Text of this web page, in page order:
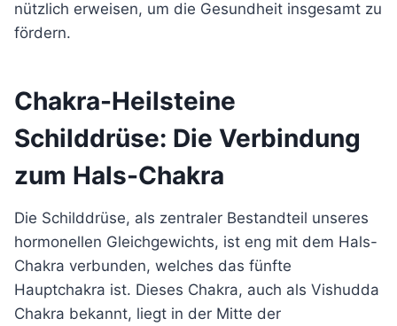
nützlich erweisen, um die Gesundheit insgesamt zu
fördern.
Chakra-Heilsteine
Schilddrüse: Die Verbindung
zum Hals-Chakra
Die Schilddrüse, als zentraler Bestandteil unseres
hormonellen Gleichgewichts, ist eng mit dem Hals-
Chakra verbunden, welches das fünfte
Hauptchakra ist. Dieses Chakra, auch als Vishudda
Chakra bekannt, liegt in der Mitte der